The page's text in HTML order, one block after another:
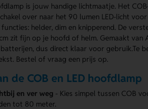
is jouw handige lichtmaatje. Het
over naar het 90 lumen LED-licht
helder, dim en knipperend. De
zit fijn op je hoofd of helm. Gemaakt van
dus direct klaar voor gebruik.Te
Bestel of vraag een prijs op.
de COB en LED hoofdlamp
en ver weg - Kies simpel tussen COB
tot 80 meter.